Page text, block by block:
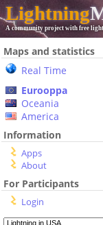
Lightning
A community project with free
Maps and statistics
Real Time
Eurooppa
Oceania
America
Information
Apps
About
For Participants
Login